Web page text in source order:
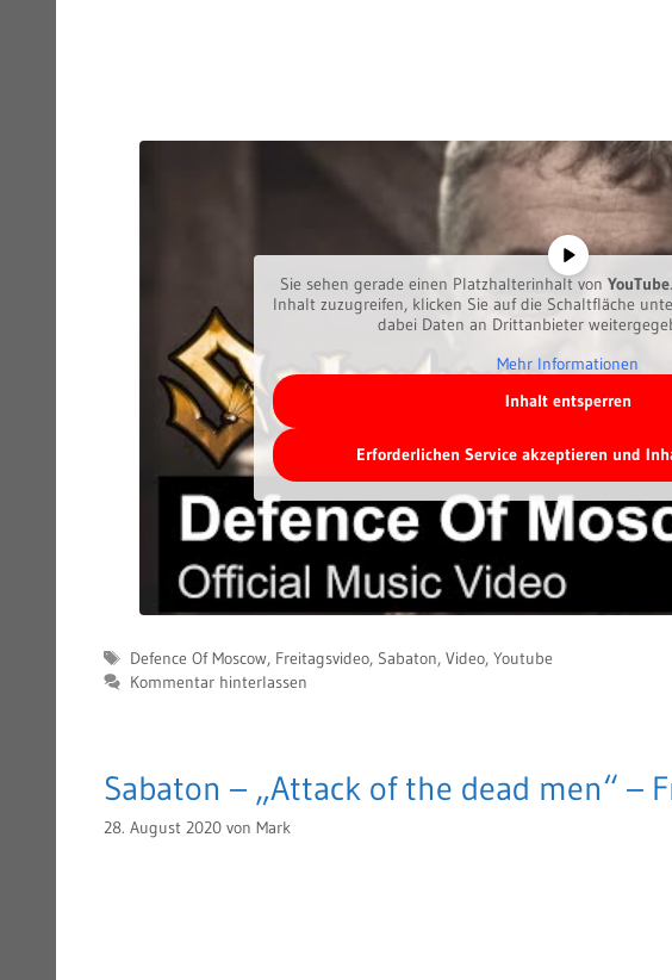
Sie sehen gerade einen Platzhalterinhalt von YouTube
Inhalt zuzugreifen, klicken Sie auf die Schaltfläche
dabei Daten an Drittanbieter
Mehr Informationen
Inhalt entsperren
Erforderlichen Service akzeptieren und
Schlagwörter
Defence Of Moscow, Freitagsvideo, Sabaton, Video, Youtube
Kommentar hinterlassen
Sabaton – „Attack of the dead men“ –
28. August 2020 von Mark